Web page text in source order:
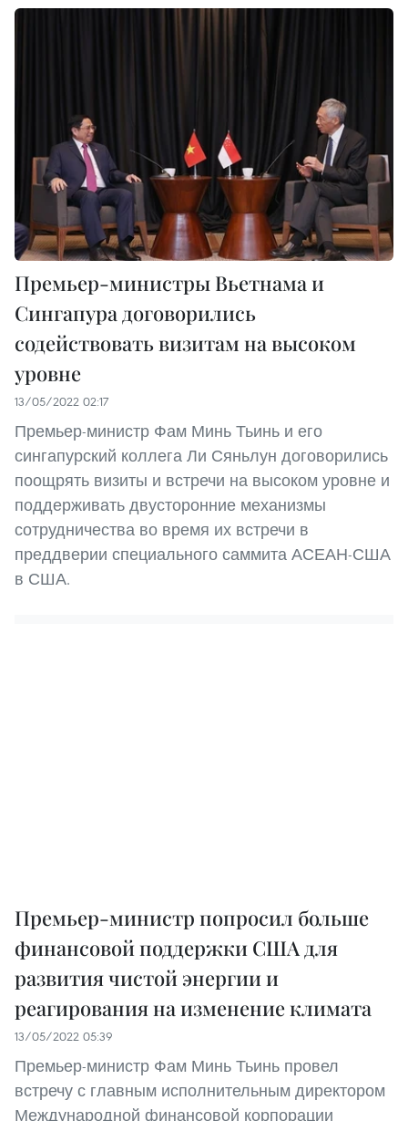
Премьер-министры Вьетнама и
Сингапура договорились
содействовать визитам на высоком
уровне
13/05/2022 02:17
Премьер-министр Фам Минь Тьинь и его
сингапурский коллега Ли Сяньлун договорились
поощрять визиты и встречи на высоком уровне и
поддерживать двусторонние механизмы
сотрудничества во время их встречи в
преддверии специального саммита АСЕАН-США
в США.
Премьер-министр попросил больше
финансовой поддержки США для
развития чистой энергии и
реагирования на изменение климата
13/05/2022 05:39
Премьер-министр Фам Минь Тьинь провел
встречу с главным исполнительным директором
Международной финансовой корпорации